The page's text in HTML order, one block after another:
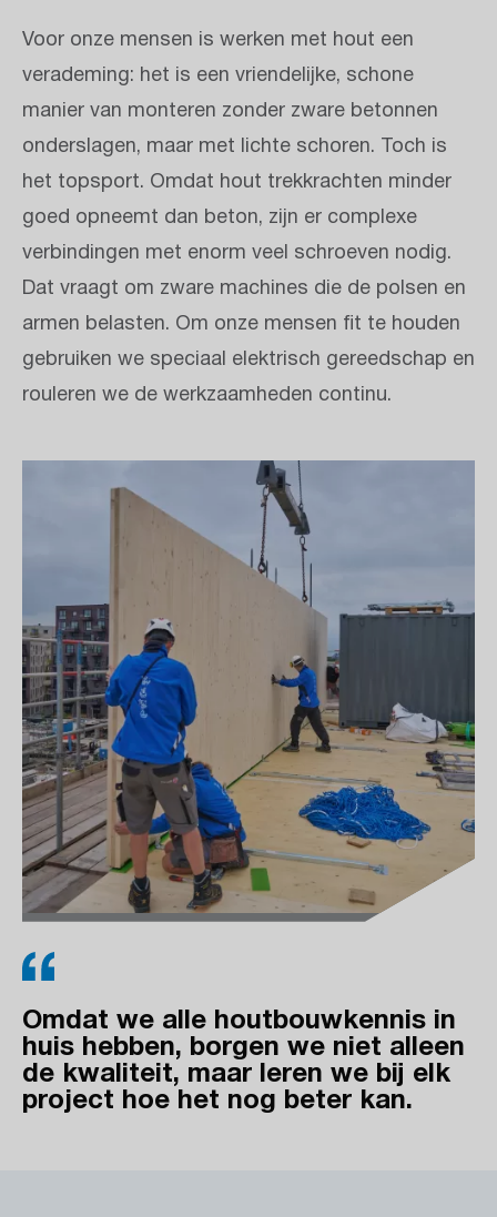
Voor onze mensen is werken met hout een
verademing: het is een vriendelijke, schone
manier van monteren zonder zware betonnen
onderslagen, maar met lichte schoren. Toch is
het topsport. Omdat hout trekkrachten minder
goed opneemt dan beton, zijn er complexe
verbindingen met enorm veel schroeven nodig.
Dat vraagt om zware machines die de polsen en
armen belasten. Om onze mensen fit te houden
gebruiken we speciaal elektrisch gereedschap en
rouleren we de werkzaamheden continu.
Omdat we alle houtbouwkennis in
huis hebben, borgen we niet alleen
de kwaliteit, maar leren we bij elk
project hoe het nog beter kan.